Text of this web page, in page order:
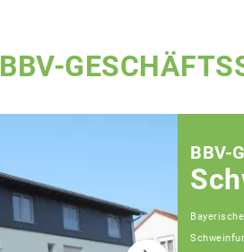
BBV-
BBV-